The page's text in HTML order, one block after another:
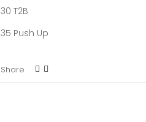
30 T2B
35 Push Up
Share